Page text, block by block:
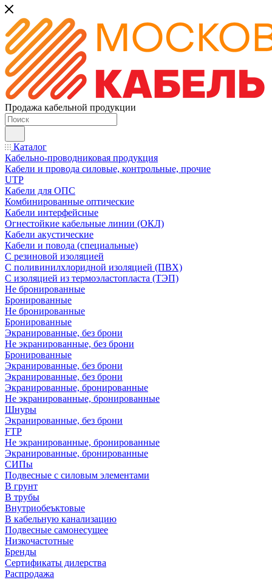
Продажа кабельной продукции
Каталог
Кабельно-проводниковая продукция
Кабели и провода силовые, контрольные, прочие
UTP
Кабели для ОПС
Комбинированные оптические
Кабели интерфейсные
Огнестойкие кабельные линии (ОКЛ)
Кабели акустические
Кабели и повода (специальные)
С резиновой изоляцией
С поливинилхлоридной изоляцией (ПВХ)
С изоляцией из термоэластопласта (ТЭП)
Не бронированные
Бронированные
Не бронированные
Бронированные
Экранированные, без брони
Не экранированные, без брони
Бронированные
Экранированные, без брони
Экранированные, без брони
Экранированные, бронированные
Не экранированные, бронированные
Шнуры
Экранированные, без брони
FTP
Не экранированные, бронированные
Экранированные, бронированные
СИПы
Подвесные с силовым элементами
В грунт
В трубы
Внутриобеъктовые
В кабельную канализацию
Подвесные самонесущее
Низкочастотные
Бренды
Сертификаты дилерства
Распродажа